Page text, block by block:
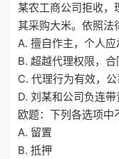
某农工商公司拒收，
其采购大米。依照法
A. 擅自作主，个人
B. 超越代理权限，
C. 代理行为有效，
D. 刘某和公司负连带
欧题：下列各选项中
A. 留置
B. 抵押